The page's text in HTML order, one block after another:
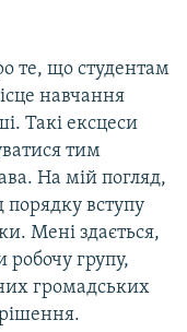
те, що студентам
навчання
Такі ексцеси
тим
На мій погляд,
вступу
Мені здається,
робочу групу,
громадських
рішення.